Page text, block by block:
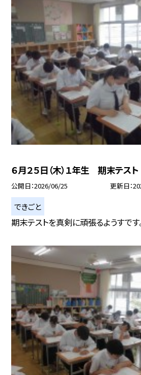
６月２５日（木）１年生 期末テス
公開日 2026/06/25 更新日
できごと
期末テストを真剣に頑張るようすです